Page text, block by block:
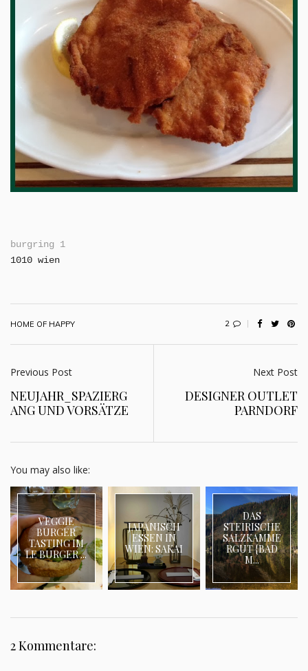
burgring 1
1010 wien
HOME OF HAPPY 2
Previous Post
NEUJAHR_SPAZIERG
ANG UND VORSÄTZE
Next Post
DESIGNER OUTLET
PARNDORF
You may also like:
VEGGIE
BURGER
TASTING IM
LE BURGER ...
JAPANISCH
ESSEN IN
WIEN: SAKAI
DAS
STEIRISCHE
SALZKAMME
RGUT {BAD
M...
2 Kommentare: